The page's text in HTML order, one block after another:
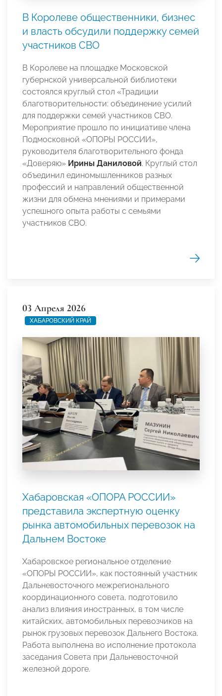
В Королеве общественники, бизнес
и власть обсудили поддержку семей
участников СВО
В Королеве на площадке Московской
губернской универсальной библиотеки
состоялся круглый стол «Традиции
благотворительности: объединение усилий
для поддержки семей участников СВО.
Мероприятие прошло по инициативе члена
Подмосковной «ОПОРЫ РОССИИ»,
руководителя благотворительного фонда
«Доверяю» Ирины Даниловой. Круглый стол
объединил единомышленников разных
профессий и направлений общественной
жизни для обмена мнениями и примерами
успешного опыта работы с семьями
участников СВО.
03 Апреля 2026
ХАБАРОВСКИЙ КРАЙ
Хабаровская «ОПОРА РОССИИ»
представила экспертную оценку
рынка автомобильных перевозок на
Дальнем Востоке
Хабаровское региональное отделение
«ОПОРЫ РОССИИ», как постоянный участник
Дальневосточного межрегионального
координационного совета, подготовило
анализ влияния иностранных, в том числе
китайских, автомобильных перевозчиков на
рынок грузовых перевозок Дальнего Востока.
Работа выполнена во исполнение протокола
заседания Совета при Дальневосточной
железной дороге.